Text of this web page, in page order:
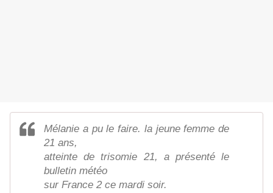
Mélanie a pu le faire. la jeune femme de
21 ans,
atteinte de trisomie 21, a présenté le
bulletin météo
sur France 2 ce mardi soir.